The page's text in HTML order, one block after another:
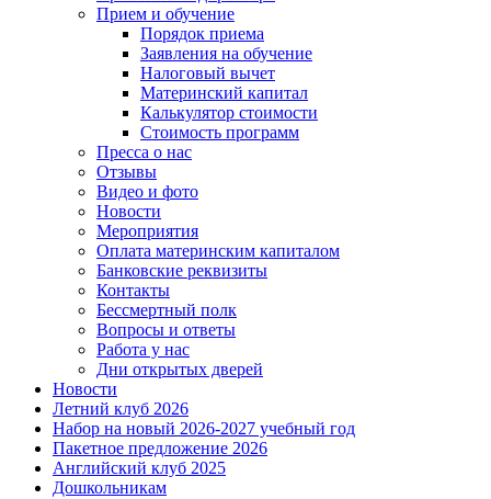
Прием и обучение
Порядок приема
Заявления на обучение
Налоговый вычет
Материнский капитал
Калькулятор стоимости
Стоимость программ
Пресса о нас
Отзывы
Видео и фото
Новости
Мероприятия
Оплата материнским капиталом
Банковские реквизиты
Контакты
Бессмертный полк
Вопросы и ответы
Работа у нас
Дни открытых дверей
Новости
Летний клуб 2026
Набор на новый 2026-2027 учебный год
Пакетное предложение 2026
Английский клуб 2025
Дошкольникам